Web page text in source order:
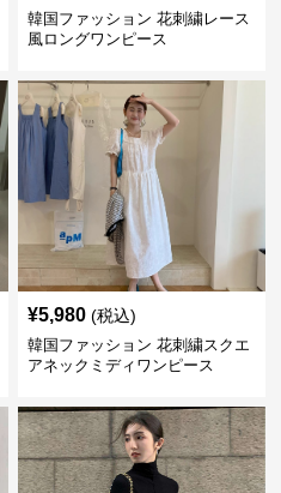
韓国ファッション 花刺繍レース
風ロングワンピース
¥5,980 (税込)
韓国ファッション 花刺繍スクエ
アネックミディワンピース